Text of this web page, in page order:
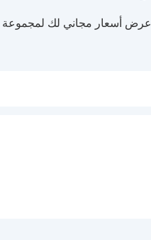
عرض أسعار مجاني لك